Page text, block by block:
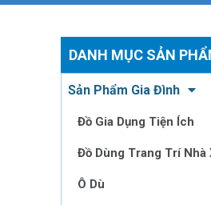
DANH MỤC SẢN
Sản Phẩm Gia Đình
Đồ Gia Dụng Tiện Ích
Đồ Dùng Trang Trí Nhà
Ô Dù